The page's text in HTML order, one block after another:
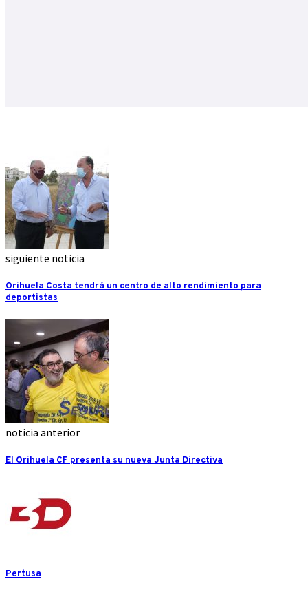
siguiente noticia
Orihuela Costa tendrá un centro de alto rendimiento para
deportistas
noticia anterior
El Orihuela CF presenta su nueva Junta Directiva
Pertusa